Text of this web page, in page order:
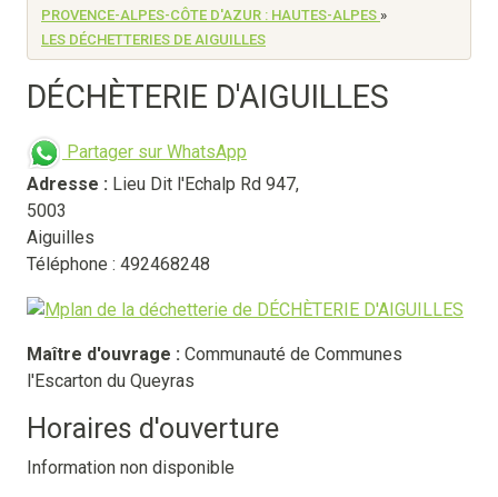
PROVENCE-ALPES-CÔTE D'AZUR : HAUTES-ALPES »
LES DÉCHETTERIES DE AIGUILLES
DÉCHÈTERIE D'AIGUILLES
Partager sur WhatsApp
Adresse : Lieu Dit l'Echalp Rd 947,
5003
Aiguilles
Téléphone : 492468248
Maître d'ouvrage : Communauté de Communes
l'Escarton du Queyras
Horaires d'ouverture
Information non disponible